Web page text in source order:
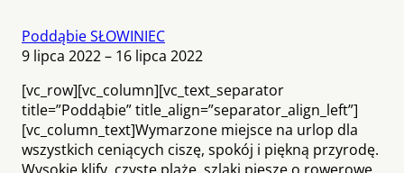
Poddąbie SŁOWINIEC
9 lipca 2022 – 16 lipca 2022
[vc_row][vc_column][vc_text_separator
title=”Poddąbie” title_align=”separator_align_left”]
[vc_column_text]Wymarzone miejsce na urlop dla
wszystkich ceniących ciszę, spokój i piękną przyrodę.